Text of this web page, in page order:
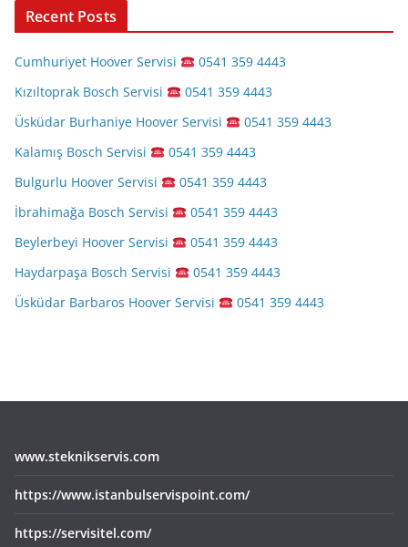
Recent Posts
Cumhuriyet Hoover Servisi
0541 359 4443
Kızıltoprak Bosch Servisi
0541 359 4443
Üsküdar Burhaniye Hoover Servisi
0541 359 4443
Kalamış Bosch Servisi
0541 359 4443
Bulgurlu Hoover Servisi
0541 359 4443
İbrahimağa Bosch Servisi
0541 359 4443
Beylerbeyi Hoover Servisi
0541 359 4443
Haydarpaşa Bosch Servisi
0541 359 4443
Üsküdar Barbaros Hoover Servisi
0541 359 4443
www.steknikservis.com
https://www.istanbulservispoint.com/
https://servisitel.com/